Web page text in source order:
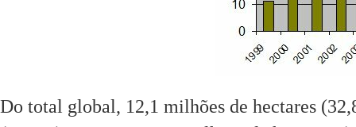
Do total global, 12,1 milhões de hectares